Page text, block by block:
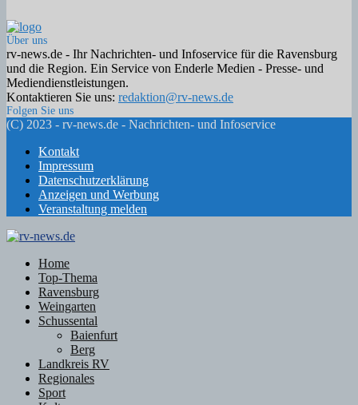
Über uns
rv-news.de - Ihr Nachrichten- und Infoservice für die Ravensburg
und die Region. Ein Service von Enderle Medien - Presse- und
Mediendienstleistungen.
Kontaktieren Sie uns: redaktion@rv-news.de
Folgen Sie uns
Facebook
Twitter
Instagram
Email
Rss
(C) 2023 - rv-news.de - Nachrichten- und Infoservice
Kontakt
Impressum
Datenschutzerklärung
Anzeigen und Werbung
Veranstaltung melden
Home
Top-Thema
Ravensburg
Weingarten
Schussental
Baienfurt
Berg
Landkreis RV
Regionales
Sport